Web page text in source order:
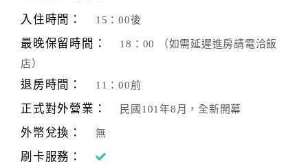
入住時間： 15：00後
最晚保留時間：
18：00 （如需延遲進房請電洽飯
店）
退房時間： 11：00前
正式對外營業： 民國101年8月，全新開幕
外幣兌換： 無
刷卡服務：